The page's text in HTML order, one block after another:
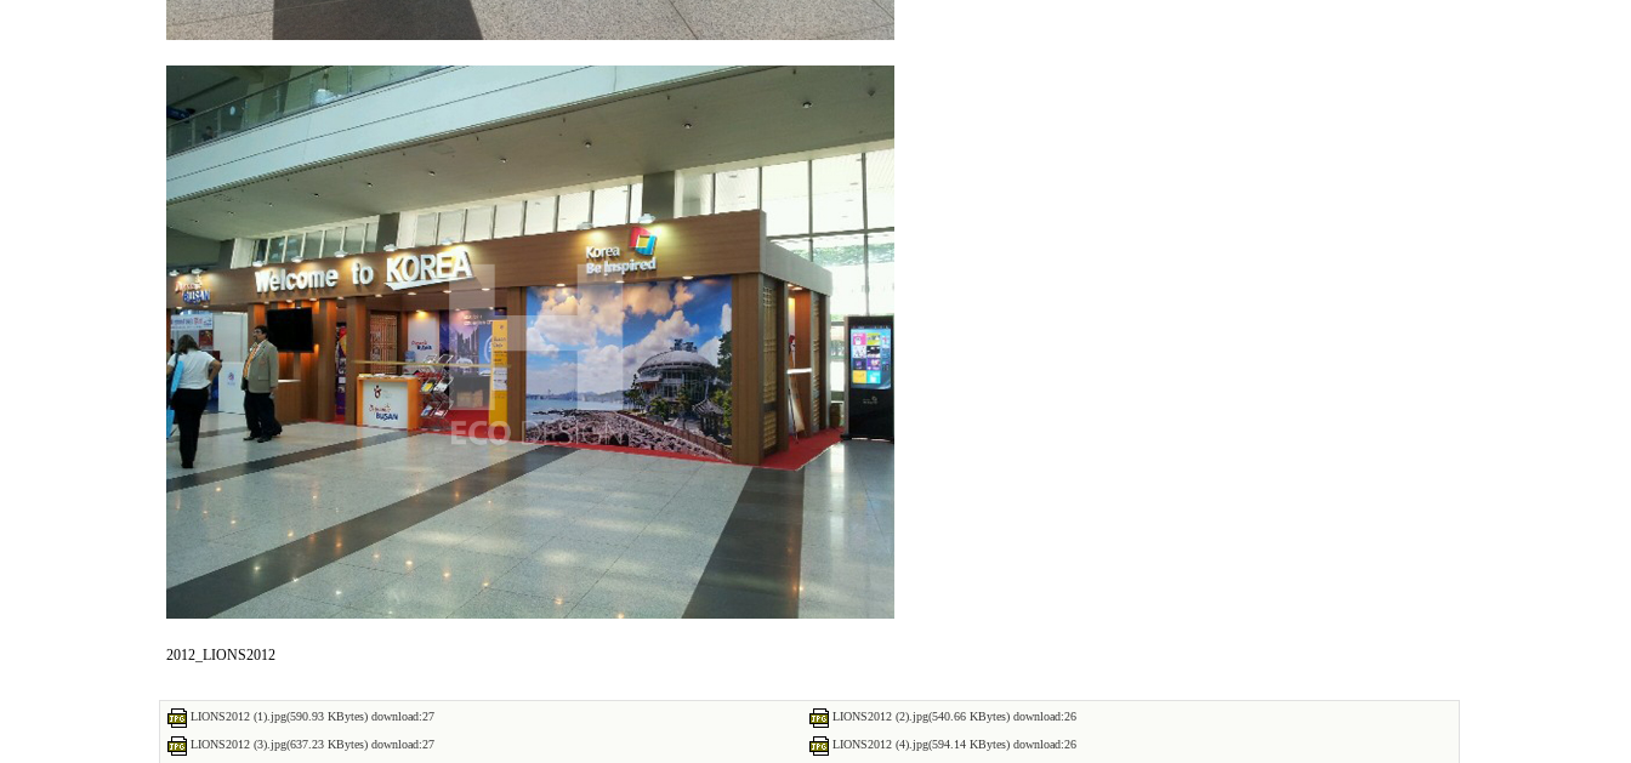
2012_LIONS2012
LIONS2012 (1).jpg(590.93 KBytes) download:27 LIONS2012 (2).jpg(540.66 KBytes) download:26
LIONS2012 (3).jpg(637.23 KBytes) download:27 LIONS2012 (4).jpg(594.14 KBytes) download:26